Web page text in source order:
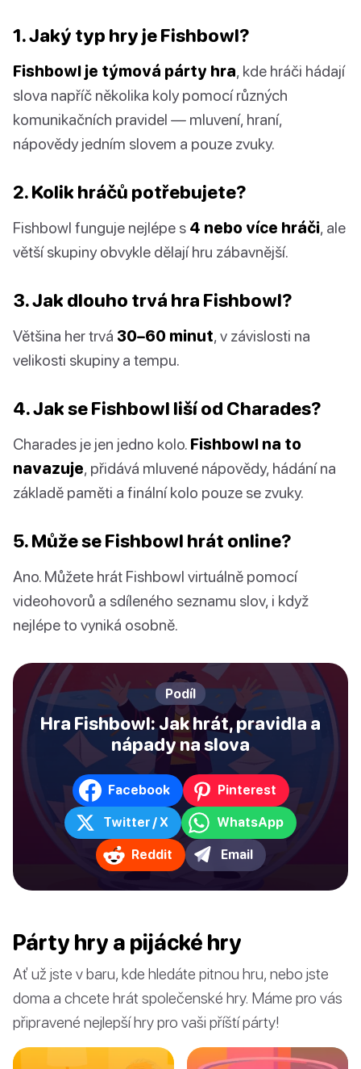
1. Jaký typ hry je Fishbowl?
Fishbowl je týmová párty hra, kde hráči hádají
slova napříč několika koly pomocí různých
komunikačních pravidel — mluvení, hraní,
nápovědy jedním slovem a pouze zvuky.
2. Kolik hráčů potřebujete?
Fishbowl funguje nejlépe s 4 nebo více hráči, ale
větší skupiny obvykle dělají hru zábavnější.
3. Jak dlouho trvá hra Fishbowl?
Většina her trvá 30–60 minut, v závislosti na
velikosti skupiny a tempu.
4. Jak se Fishbowl liší od Charades?
Charades je jen jedno kolo. Fishbowl na to
navazuje, přidává mluvené nápovědy, hádání na
základě paměti a finální kolo pouze se zvuky.
5. Může se Fishbowl hrát online?
Ano. Můžete hrát Fishbowl virtuálně pomocí
videohovorů a sdíleného seznamu slov, i když
nejlépe to vyniká osobně.
Podíl
Hra Fishbowl: Jak hrát, pravidla a
nápady na slova
Facebook Pinterest
Twitter / X WhatsApp
Reddit Email
Párty hry a pijácké hry
Ať už jste v baru, kde hledáte pitnou hru, nebo jste
doma a chcete hrát společenské hry. Máme pro vás
připravené nejlepší hry pro vaši příští párty!